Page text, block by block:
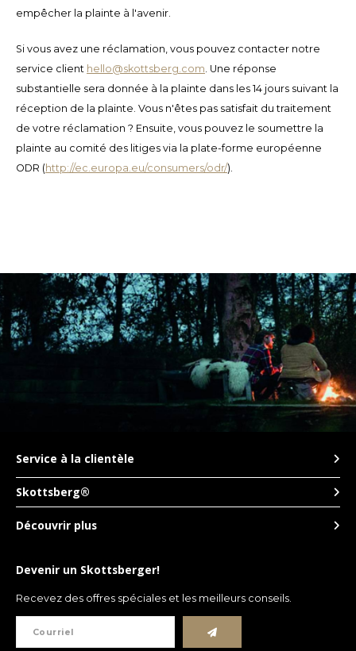
UYUempêcher la plainte à l'avenir.
Si vous avez une réclamation, vous pouvez contacter notre
service client hello@skottsberg.com. Une réponse
substantielle sera donnée à la plainte dans les 14 jours suivant la
réception de la plainte. Vous n'êtes pas satisfait du traitement
de votre réclamation ? Ensuite, vous pouvez le soumettre la
plainte au comité des litiges via la plate-forme européenne
ODR (http://ec.europa.eu/consumers/odr/).
Skottsberg®
Service à la clientèle
Découvrir plus
Devenir un Skottsberger!
Recevez des offres spéciales et les meilleurs conseils.